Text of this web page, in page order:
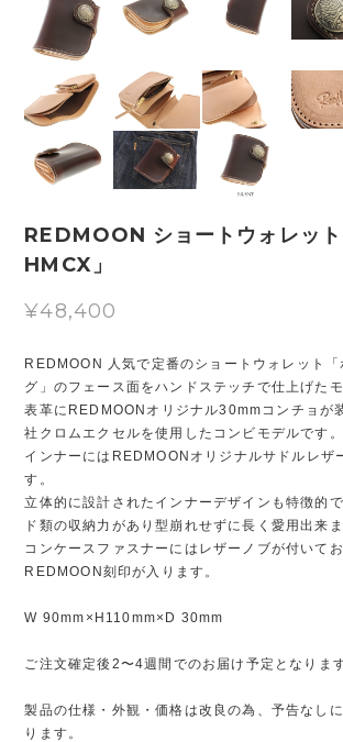
REDMOON ショートウォレッ
HMCX」
¥48,400
REDMOON 人気で定番のショートウォレット「
グ」のフェース面をハンドステッチで仕上げたモ
表革にREDMOONオリジナル30mmコンチョが
社クロムエクセルを使用したコンビモデルです。
インナーにはREDMOONオリジナルサドルレザ
す。
立体的に設計されたインナーデザインも特徴的
ド類の収納力があり型崩れせずに長く愛用出来ま
コンケースファスナーにはレザーノブが付いて
REDMOON刻印が入ります。
W 90mm×H110mm×D 30mm
ご注文確定後2〜4週間でのお届け予定となります
製品の仕様・外観・価格は改良の為、予告なし
ります。